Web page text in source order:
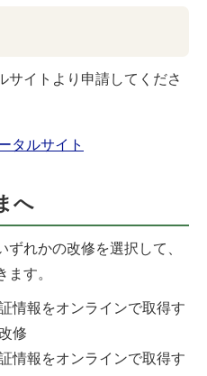
サイトより申請してくださ
タルサイト
へ
れかの改修を選択して、
す。
情報をオンラインで取得す
修
情報をオンラインで取得す